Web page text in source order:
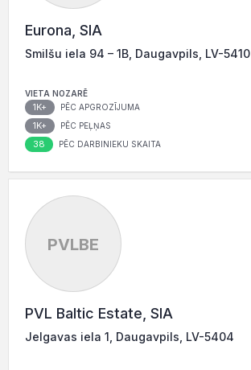
Eurona, SIA
Smilšu iela 94 – 1B, Daugavpils, LV-5410
VIETA NOZARĒ
1K+ PĒC APGROZĪJUMA
1K+ PĒC PEĻŅAS
38 PĒC DARBINIEKU SKAITA
PVLBE
PVL Baltic Estate, SIA
Jelgavas iela 1, Daugavpils, LV-5404